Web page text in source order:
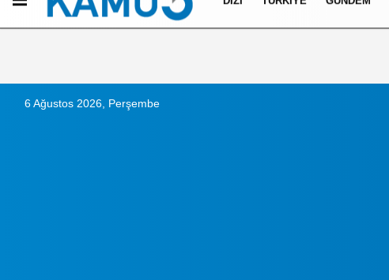
İletişim Çerez Politikası
6 Ağustos 2026, Perşembe